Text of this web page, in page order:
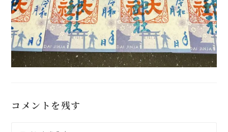
コメントを残す